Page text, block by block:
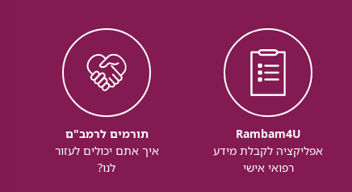
Rambam4U
אפליקציה לקבלת מידע
רפואי אישי
תורמים לרמב"ם
איך אתם יכולים לעזור
לנו?